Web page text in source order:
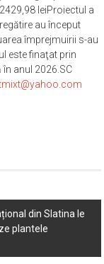
leiProiectul a
au început
împrejmuirii s-au
este finaţat prin
anul 2026.SC
din Slatina le
plantele